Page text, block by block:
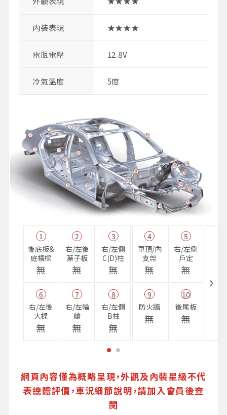
内装表現 ★★★★
電瓶電壓 12.8V
冷氣溫度 5度
1
後底板&
底橫樑
無
2
右/左後
葉子板
無
3
右/左側
C(D)柱
無
4
車頂/內
支架
無
5
右/左側
戶定
無
6
右/左後
大樑
無
7
右/左輪
艙
無
8
右/左側
B柱
無
9
防火牆
無
10
後尾板
無
網頁內容僅為概略呈現，外觀及內裝星級不代
表總體評價，車況細節說明，請加入會員後查
閱